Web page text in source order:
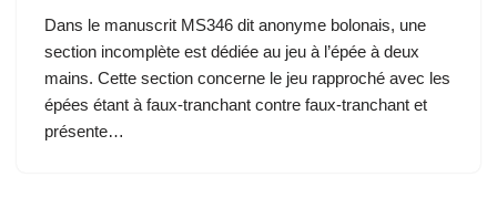
Dans le manuscrit MS346 dit anonyme bolonais, une
section incomplète est dédiée au jeu à l’épée à deux
mains. Cette section concerne le jeu rapproché avec les
épées étant à faux-tranchant contre faux-tranchant et
présente…